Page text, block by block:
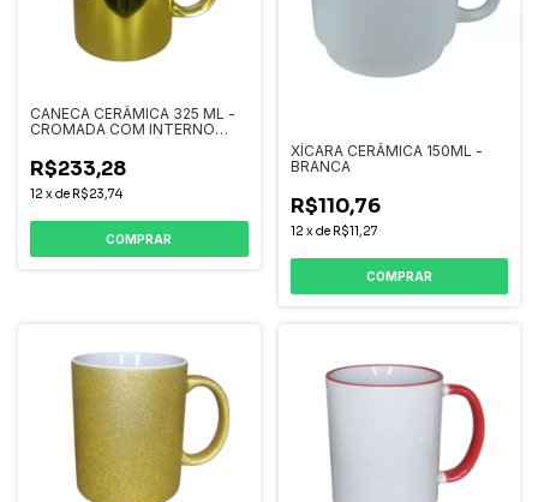
CANECA CERÂMICA 325 ML -
CROMADA COM INTERNO
R$233,28
12 xde R$23,74
COMPRAR
XÍCARA CERÂMICA 150ML -
BRANCA
R$110,76
12 xde R$11,27
COMPRAR